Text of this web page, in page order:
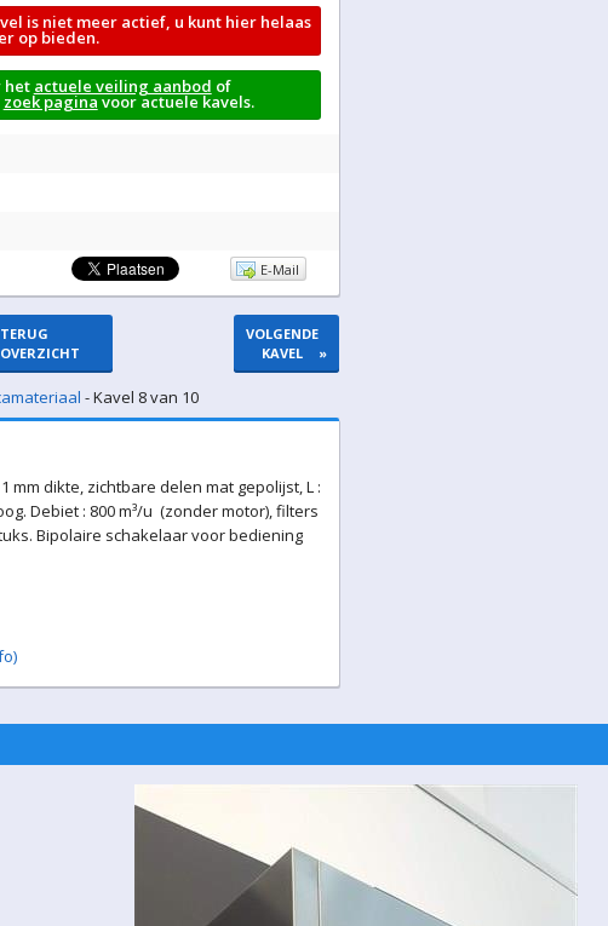
is niet meer actief, u kunt hier helaas
op bieden.
het actuele veiling aanbod of
zoek paginavoor actuele kavels.
E-Mail
VOLGENDE
KAVEL
»
- Kavel 8 van 10
mm dikte, zichtbare delen mat gepolijst, L :
Debiet : 800 m³/u (zonder motor), filters
Bipolaire schakelaar voor bediening